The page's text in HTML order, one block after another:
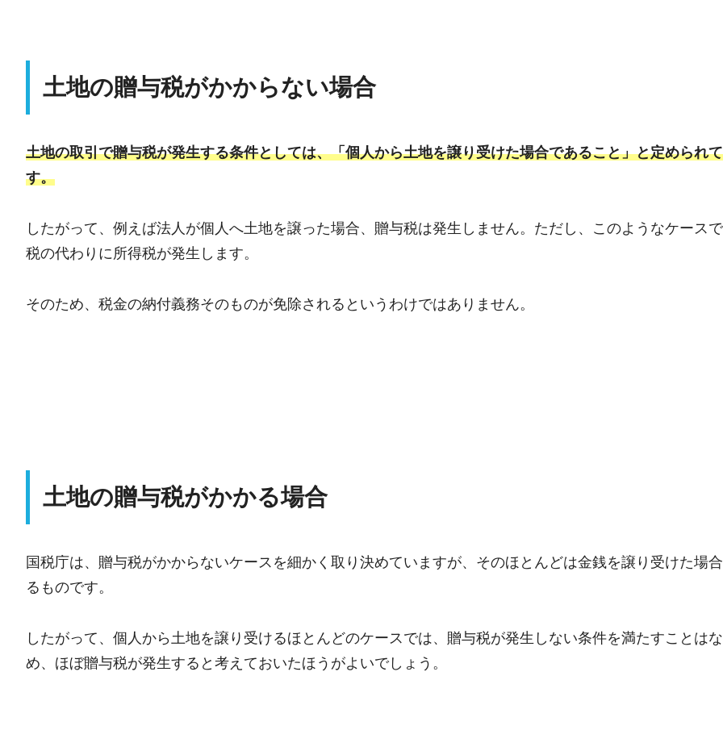
土地の贈与税がかからない場合
土地の取引で贈与税が発生する条件としては、「個人から土地を譲り受けた場合であること」と定められ
す。
したがって、例えば法人が個人へ土地を譲った場合、贈与税は発生しません。ただし、このようなケース
税の代わりに所得税が発生します。
そのため、税金の納付義務そのものが免除されるというわけではありません。
土地の贈与税がかかる場合
国税庁は、贈与税がかからないケースを細かく取り決めていますが、そのほとんどは金銭を譲り受けた場
るものです。
したがって、個人から土地を譲り受けるほとんどのケースでは、贈与税が発生しない条件を満たすことは
め、ほぼ贈与税が発生すると考えておいたほうがよいでしょう。